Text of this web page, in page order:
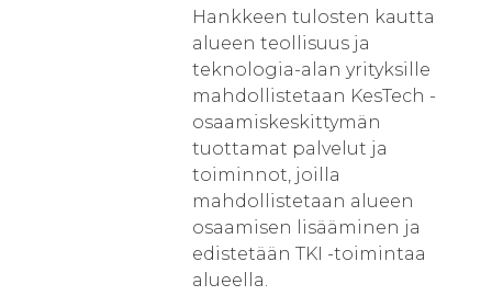
Hankkeen tulosten kautta
alueen teollisuus ja
teknologia-alan yrityksille
mahdollistetaan KesTech -
osaamiskeskittymän
tuottamat palvelut ja
toiminnot, joilla
mahdollistetaan alueen
osaamisen lisääminen ja
edistetään TKI -toimintaa
alueella.